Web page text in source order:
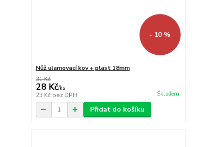
- 10 %
Nůž ulamovací kov + plast 18mm
31 Kč
28 Kč/ks
23 Kč bez DPH Skladem
Přidat do košíku